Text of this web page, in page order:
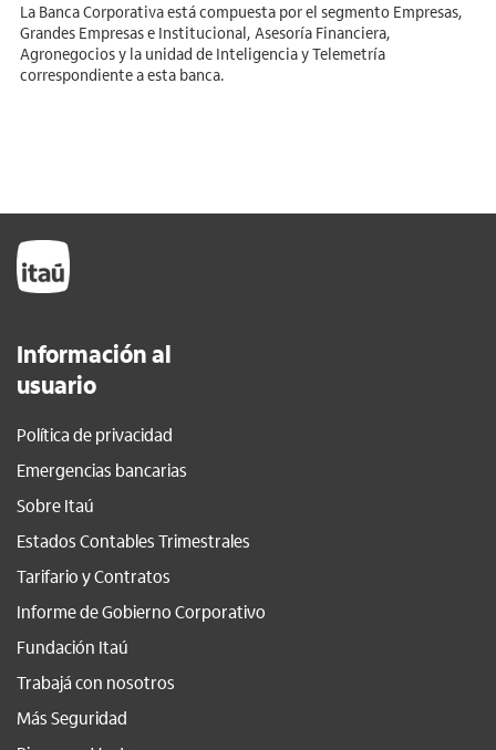
La Banca Corporativa está compuesta por el segmento Empresas,
Grandes Empresas e Institucional, Asesoría Financiera,
Agronegocios y la unidad de Inteligencia y Telemetría
correspondiente a esta banca.
Información al
usuario
Política de privacidad
Emergencias bancarias
Sobre Itaú
Estados Contables Trimestrales
Tarifario y Contratos
Informe de Gobierno Corporativo
Fundación Itaú
Trabajá con nosotros
Más Seguridad